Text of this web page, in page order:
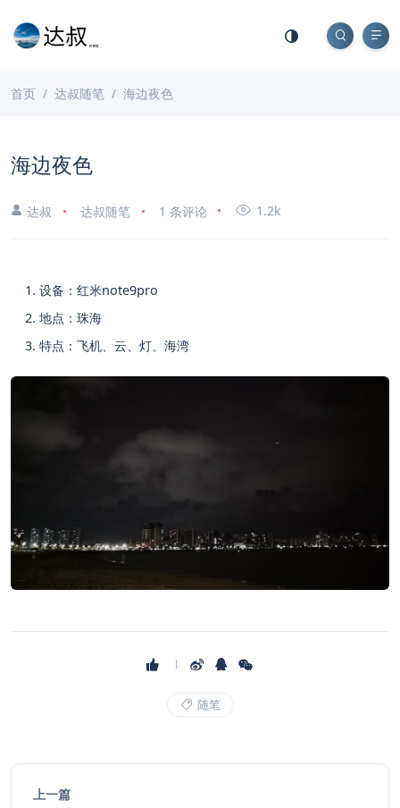
首页 达叔随笔 海边夜色
海边夜色
达叔 达叔随笔 1 条评论 1.2k
设备：红米note9pro
地点：珠海
特点：飞机、云、灯、海湾
随笔
上一篇